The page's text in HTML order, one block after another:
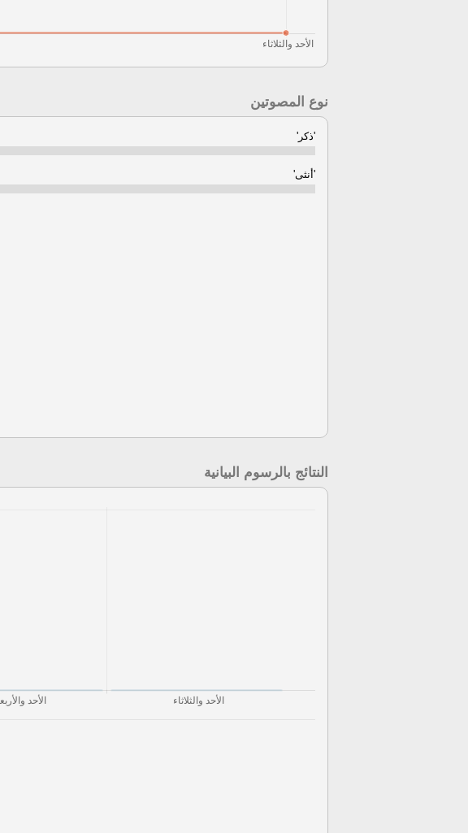
نوع المصوتين
'ذكر'
'أنثى'
النتائج بالرسوم البيانية